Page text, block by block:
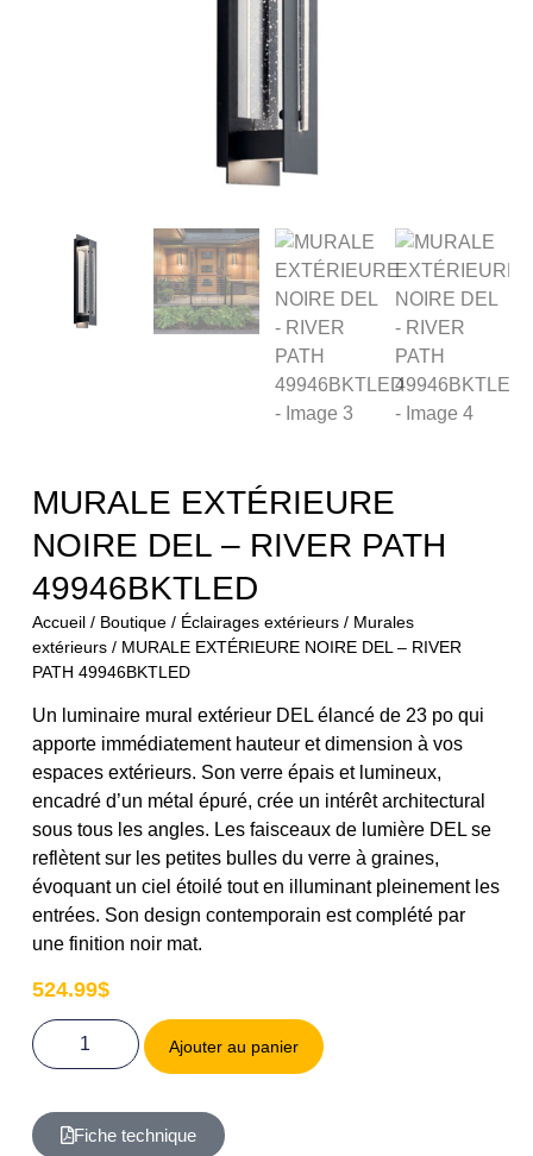
MURALE EXTÉRIEURE
NOIRE DEL – RIVER PATH
49946BKTLED
Accueil/ Boutique/ Éclairages extérieurs/ Murales
extérieurs/ MURALE EXTÉRIEURE NOIRE DEL – RIVER
PATH 49946BKTLED
Un luminaire mural extérieur DEL élancé de 23 po qui
apporte immédiatement hauteur et dimension à vos
espaces extérieurs. Son verre épais et lumineux,
encadré d’un métal épuré, crée un intérêt architectural
sous tous les angles. Les faisceaux de lumière DEL se
reflètent sur les petites bulles du verre à graines,
évoquant un ciel étoilé tout en illuminant pleinement les
entrées. Son design contemporain est complété par
une finition noir mat.
524.99$
Ajouter au panier
Fiche technique